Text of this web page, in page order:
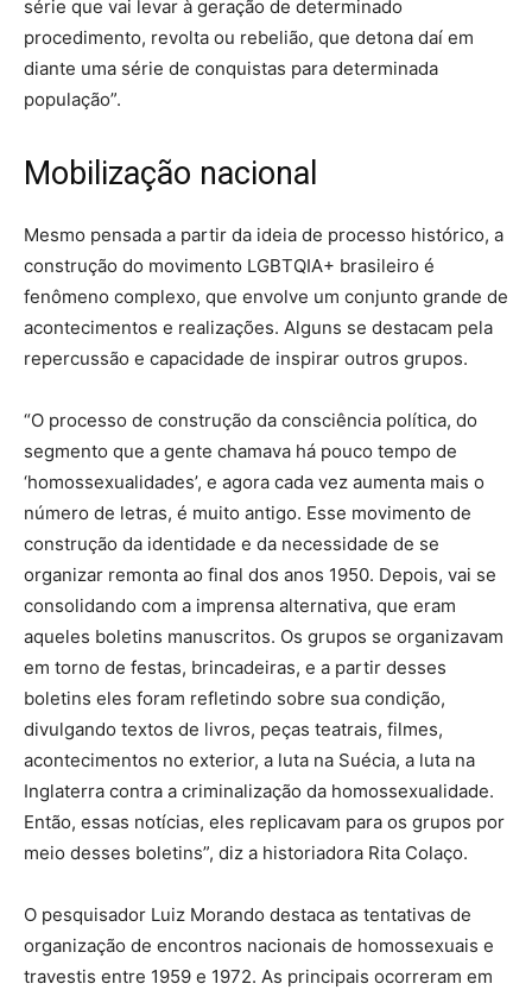
série que vai levar à geração de determinado
procedimento, revolta ou rebelião, que detona daí em
diante uma série de conquistas para determinada
população”.
Mobilização nacional
Mesmo pensada a partir da ideia de processo histórico, a
construção do movimento LGBTQIA+ brasileiro é
fenômeno complexo, que envolve um conjunto grande de
acontecimentos e realizações. Alguns se destacam pela
repercussão e capacidade de inspirar outros grupos.
“O processo de construção da consciência política, do
segmento que a gente chamava há pouco tempo de
‘homossexualidades’, e agora cada vez aumenta mais o
número de letras, é muito antigo. Esse movimento de
construção da identidade e da necessidade de se
organizar remonta ao final dos anos 1950. Depois, vai se
consolidando com a imprensa alternativa, que eram
aqueles boletins manuscritos. Os grupos se organizavam
em torno de festas, brincadeiras, e a partir desses
boletins eles foram refletindo sobre sua condição,
divulgando textos de livros, peças teatrais, filmes,
acontecimentos no exterior, a luta na Suécia, a luta na
Inglaterra contra a criminalização da homossexualidade.
Então, essas notícias, eles replicavam para os grupos por
meio desses boletins”, diz a historiadora Rita Colaço.
O pesquisador Luiz Morando destaca as tentativas de
organização de encontros nacionais de homossexuais e
travestis entre 1959 e 1972. As principais ocorreram em